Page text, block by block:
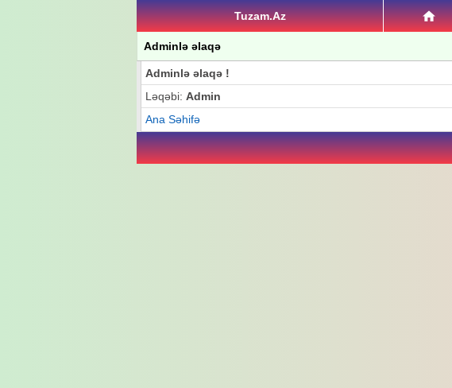
Tuzam.Az
Adminlə əlaqə
Adminlə əlaqə !
Ləqəbi: Admin
Ana Səhifə